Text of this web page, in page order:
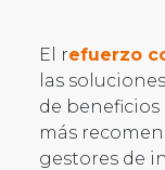
El refuerzo
las
de
más
gestores de